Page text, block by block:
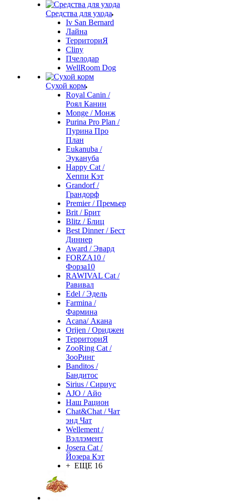
Средства для ухода
Iv San Bernard
Лайна
ТерриториЯ
Cliny
Пчелодар
WellRoom Dog
Сухой корм
Royal Canin /
Роял Канин
Monge / Монж
Purina Pro Plan /
Пурина Про
План
Eukanuba /
Эукануба
Happy Cat /
Хеппи Кэт
Grandorf /
Грандорф
Premier / Премьер
Brit / Брит
Blitz / Блиц
Best Dinner / Бест
Диннер
Award / Эвард
FORZA10 /
Форза10
RAWIVAL Cat /
Равивал
Edel / Эдель
Farmina /
Фармина
Acana/ Акана
Orijen / Ориджен
ТерриториЯ
ZooRing Cat /
ЗооРинг
Banditos /
Бандитос
Sirius / Сириус
AJO / Айо
Наш Рацион
Chat&Chat / Чат
энд Чат
Wellement /
Вэллэмент
Josera Cat /
Йозера Кэт
+ ЕЩЕ 16